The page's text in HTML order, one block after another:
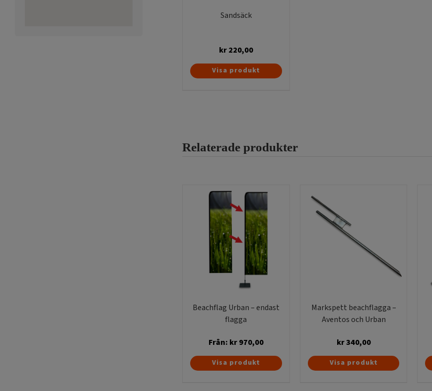
Sandsäck
kr220,00
Visa produkt
Relaterade produkter
Beachflag Urban – endast
flagga
Från: kr970,00
Den
här
Visa produkt
Markspett beachflagga –
Aventos och Urban
kr340,00
Visa produkt